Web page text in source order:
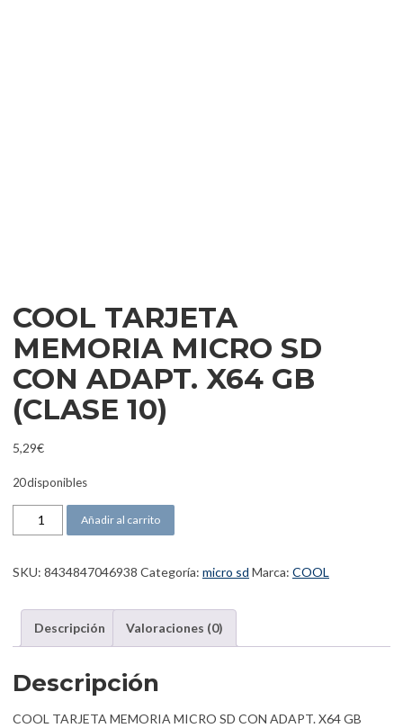
COOL TARJETA
MEMORIA MICRO SD
CON ADAPT. X64 GB
(CLASE 10)
5,29€
20 disponibles
COOL TARJETA MEMORIA MICRO SD CON ADAPT. X64 GB
Añadir al carrito
SKU: 8434847046938 Categoría: micro sd Marca: COOL
Descripción Valoraciones (0)
Descripción
COOL TARJETA MEMORIA MICRO SD CON ADAPT. X64 GB